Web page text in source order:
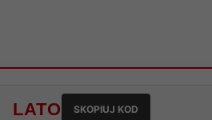
LATO SKOPIUJ KOD